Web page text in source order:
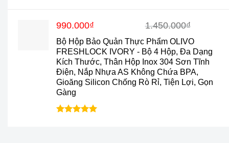
Bộ Hộp Bảo Quản Thực Phẩm OLIVO
FRESHLOCK IVORY - Bộ 4 Hộp, Đa Dạng
Kích Thước, Thân Hộp Inox 304 Sơn Tĩnh
Điện, Nắp Nhựa AS Không Chứa BPA,
Gioăng Silicon Chống Rò Rỉ, Tiện Lợi, Gọn
Gàng
1.450.000₫
Giá
là:
1.450.000₫.
990.000₫
Giá
tại
là:
990.000₫.